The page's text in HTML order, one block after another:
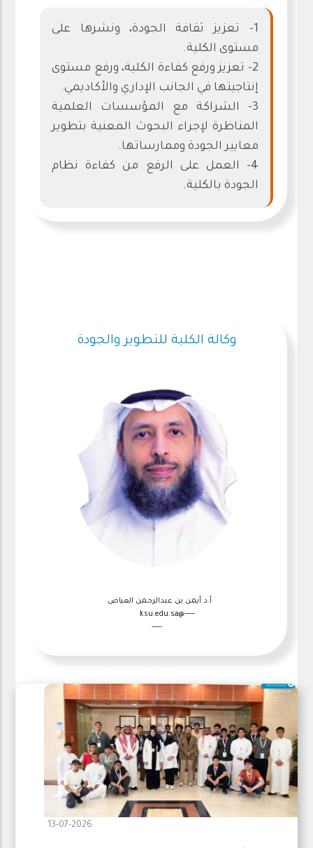
1- تعزيز ثقافة الجودة، ونشرها على
مستوى الكلية.
2- تعزيز ورفع كفاءة الكلية، ورفع مستوى
إنتاجيتها في الجانب الإداري والأكاديمي.
3- الشراكة مع المؤسسات العلمية
المناظرة لإجراء البحوث المعنية بتطوير
معايير الجودة وممارساتها.
4- العمل على الرفع من كفاءة نظام
الجودة بالكلية.
وكالة الكلية للتطوير والجودة
أ.د أيمن بن عبدالرحمن العياض
-----@ksu.edu.sa
-----
13-07-2026